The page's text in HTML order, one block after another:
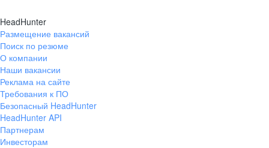
HeadHunter
Размещение вакансий
Поиск по резюме
О компании
Наши вакансии
Реклама на сайте
Требования к ПО
Безопасный HeadHunter
HeadHunter API
Партнерам
Инвесторам